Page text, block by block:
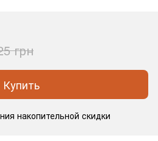
грн
Купить
накопительной скидки